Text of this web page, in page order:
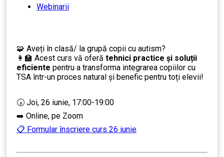
Webinarii
🧩 Aveți în clasă/ la grupă copii cu autism?
👩‍🏫 Acest curs vă oferă tehnici practice și soluții
eficiente pentru a transforma integrarea copiilor cu
TSA într-un proces natural și benefic pentru toți elevii!
🕠 Joi, 26 iunie, 17:00-19:00
➡️ Online, pe Zoom
📋 Formular înscriere curs 26 iunie